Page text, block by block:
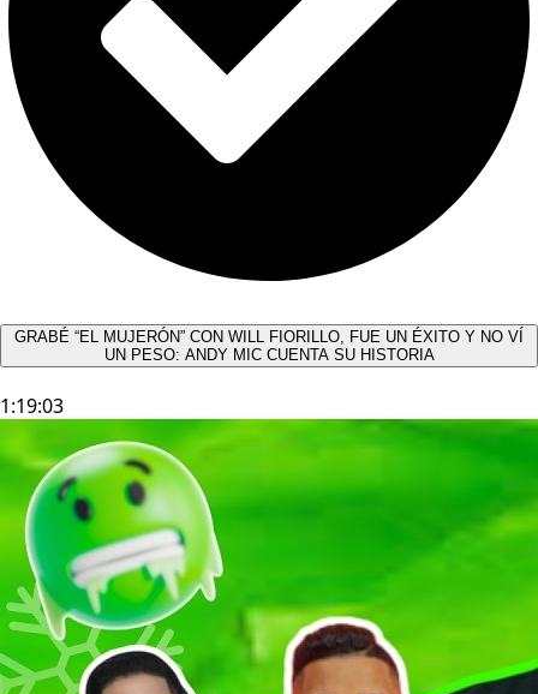
GRABÉ “EL MUJERÓN” CON WILL FIORILLO, FUE UN ÉXITO Y NO VÍ
UN PESO: ANDY MIC CUENTA SU HISTORIA
1:19:03